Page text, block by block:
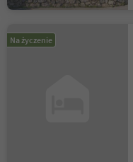
Na życzenie